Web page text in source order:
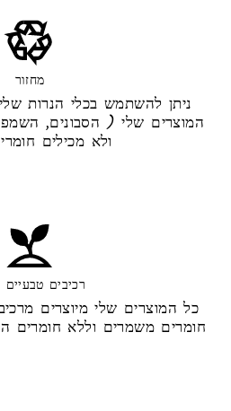
מחזור
ניתן להשתמש בכלי הנרות
המוצרים שלי ( הסבונים,
ולא מכילים
רכיבים
כל המוצרים שלי מיוצרים
חומרים משמרים וללא חומרים